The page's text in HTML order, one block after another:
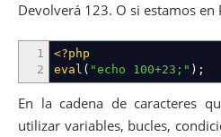
Devolverá 123. O si estamos en
1
2
<?php
eval ( "echo 100+23;" ) ;
En la cadena de caracteres
utilizar variables, bucles,